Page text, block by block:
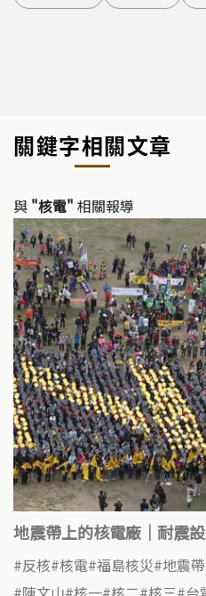
關鍵字相關文章
與 "核電" 相關報導
地震帶上的核電廠｜耐震
反核 核電 福島核災 地震帶